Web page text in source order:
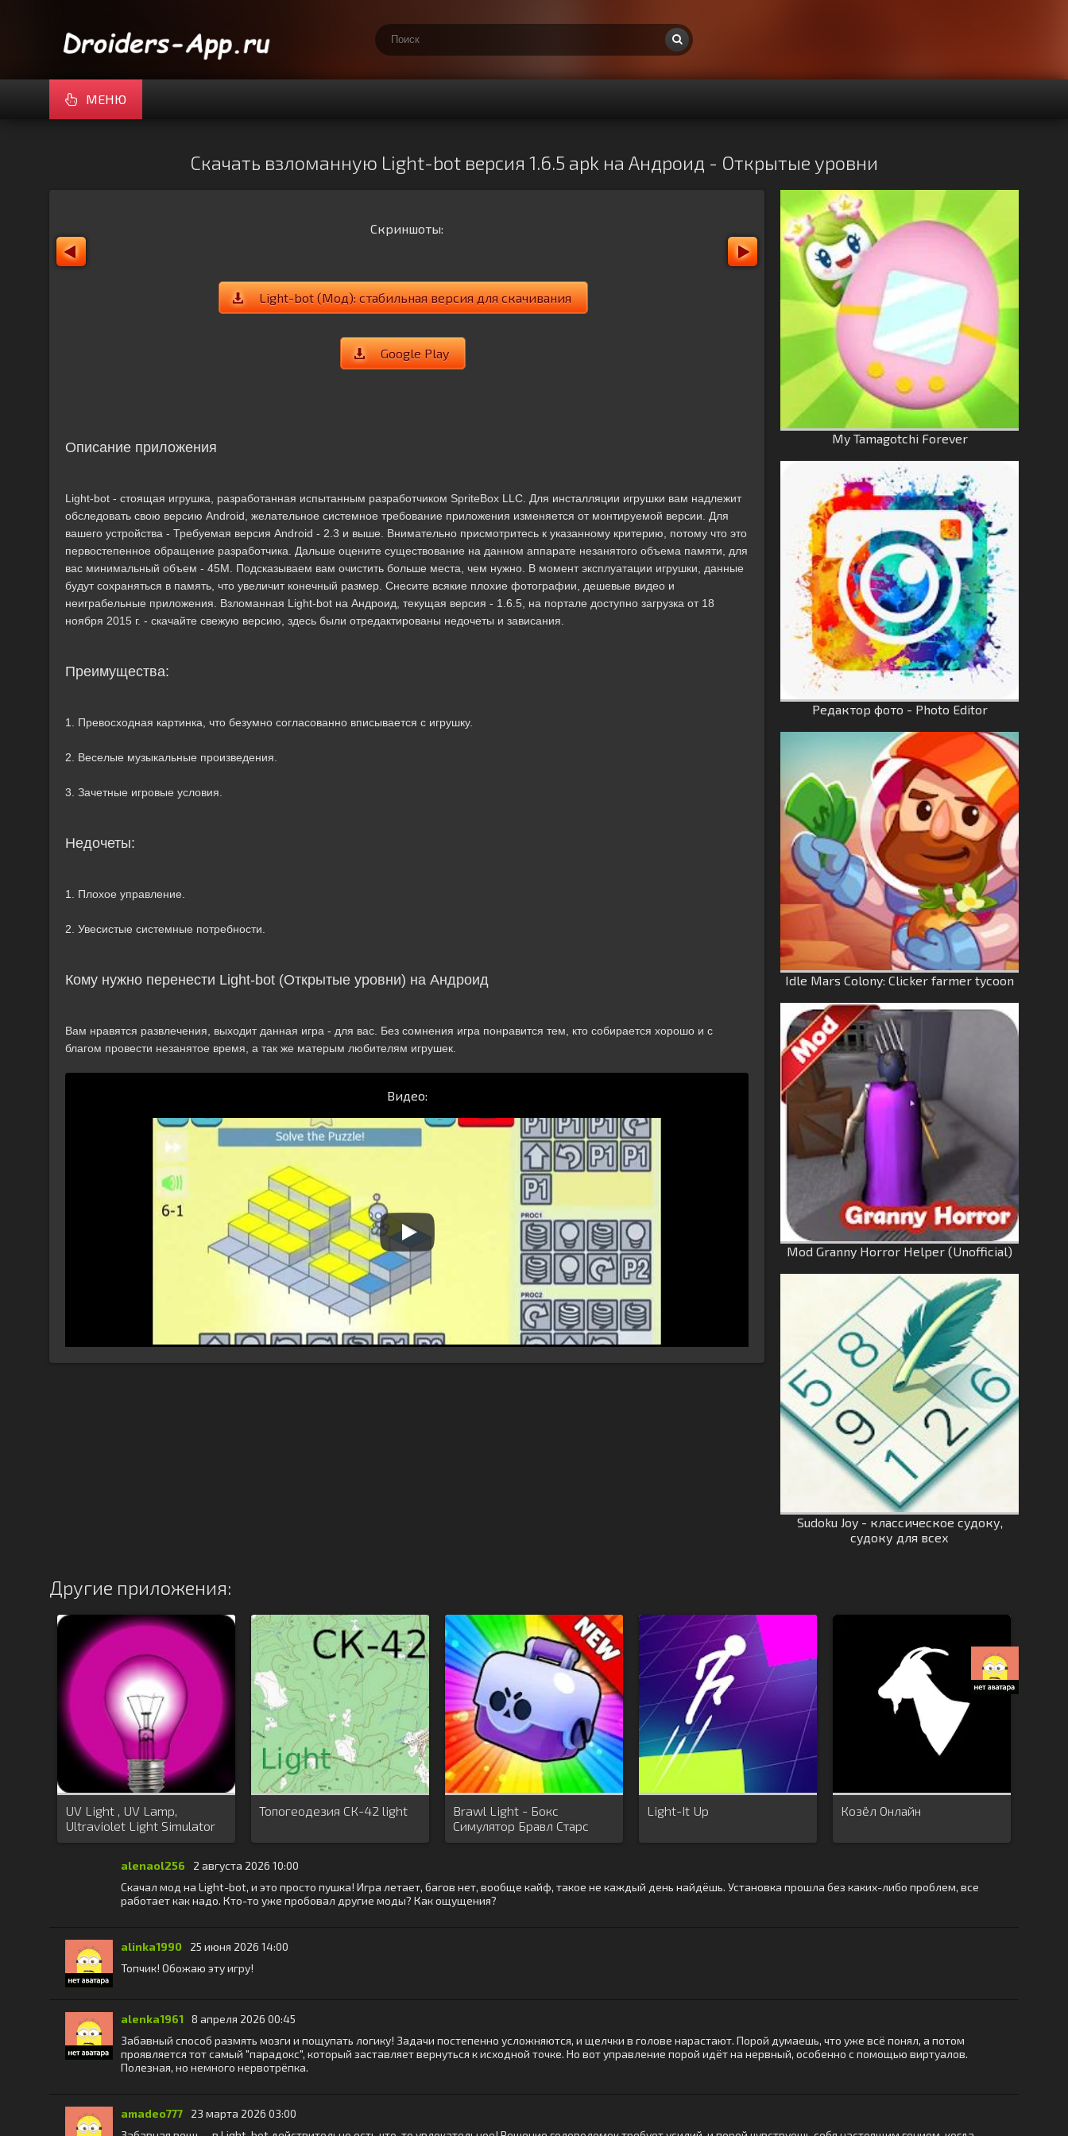
МЕНЮ
Скачать взломанную Light-bot версия 1.6.5 apk на Андроид - Открытые уровни
Скриншоты:
Light-bot (Мод): стабильная версия для скачивания
Google Play
Описание приложения
Light-bot - стоящая игрушка, разработанная испытанным разработчиком SpriteBox LLC. Для инсталляции игрушки вам надлежит
обследовать свою версию Android, желательное системное требование приложения изменяется от монтируемой версии. Для
вашего устройства - Требуемая версия Android - 2.3 и выше. Внимательно присмотритесь к указанному критерию, потому что это
первостепенное обращение разработчика. Дальше оцените существование на данном аппарате незанятого объема памяти, для
вас минимальный объем - 45M. Подсказываем вам очистить больше места, чем нужно. В момент эксплуатации игрушки, данные
будут сохраняться в память, что увеличит конечный размер. Снесите всякие плохие фотографии, дешевые видео и
неиграбельные приложения. Взломанная Light-bot на Андроид, текущая версия - 1.6.5, на портале доступно загрузка от 18
ноября 2015 г. - скачайте свежую версию, здесь были отредактированы недочеты и зависания.
Преимущества:
1. Превосходная картинка, что безумно согласованно вписывается с игрушку.
2. Веселые музыкальные произведения.
3. Зачетные игровые условия.
Недочеты:
1. Плохое управление.
2. Увесистые системные потребности.
Кому нужно перенести Light-bot (Открытые уровни) на Андроид
Вам нравятся развлечения, выходит данная игра - для вас. Без сомнения игра понравится тем, кто собирается хорошо и с
благом провести незанятое время, а так же матерым любителям игрушек.
Видео:
My Tamagotchi Forever
Редактор фото - Photo Editor
Idle Mars Colony: Clicker farmer tycoon
Mod Granny Horror Helper (Unofficial)
Sudoku Joy - классическое судоку,
судоку для всех
Другие приложения:
UV Light , UV Lamp,
Ultraviolet Light Simulator
Топогеодезия СК-42 light
Brawl Light - Бокс
Симулятор Бравл Старс
Light-It Up Козёл Онлайн
alenaol256
2 августа 2026 10:00
Скачал мод на Light-bot, и это просто пушка! Игра летает, багов нет, вообще кайф, такое не каждый день найдёшь. Установка прошла без каких-либо проблем, все
работает как надо. Кто-то уже пробовал другие моды? Как ощущения?
alinka1990
25 июня 2026 14:00
Топчик! Обожаю эту игру!
alenka1961 8 апреля 2026 00:45
Забавный способ размять мозги и пощупать логику! Задачи постепенно усложняются, и щелчки в голове нарастают. Порой думаешь, что уже всё понял, а потом
проявляется тот самый "парадокс", который заставляет вернуться к исходной точке. Но вот управление порой идёт на нервный, особенно с помощью виртуалов.
Полезная, но немного нервотрёпка.
amadeo777
23 марта 2026 03:00